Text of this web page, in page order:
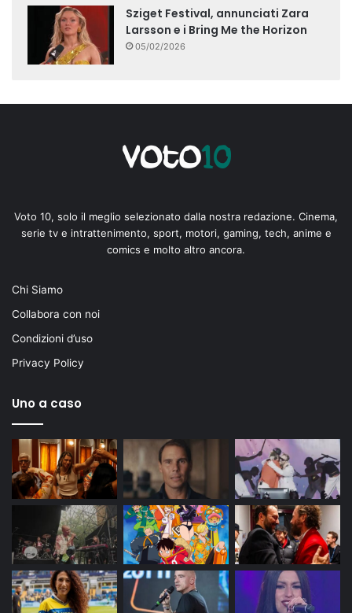
Sziget Festival, annunciati Zara
Larsson e i Bring Me the Horizon
05/02/2026
Voto 10, solo il meglio selezionato dalla nostra redazione. Cinema,
serie tv e intrattenimento, sport, motori, gaming, tech, anime e
comics e molto altro ancora.
Chi Siamo
Collabora con noi
Condizioni d’uso
Privacy Policy
Uno a caso